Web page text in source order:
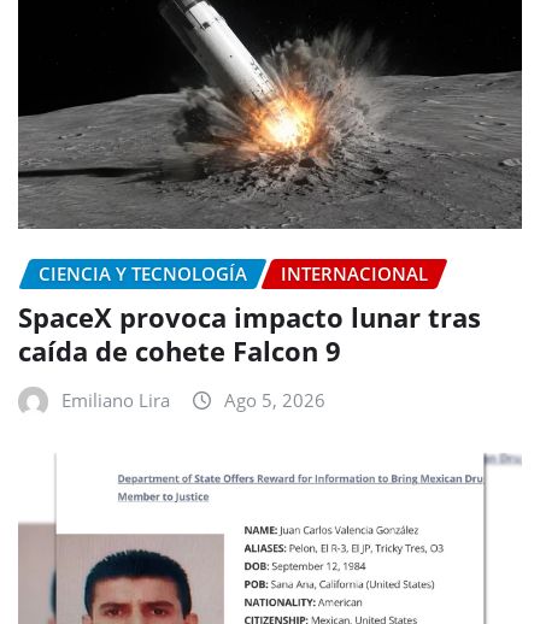
CIENCIA Y TECNOLOGÍA INTERNACIONAL
SpaceX provoca impacto lunar tras
caída de cohete Falcon 9
Emiliano Lira Ago 5, 2026